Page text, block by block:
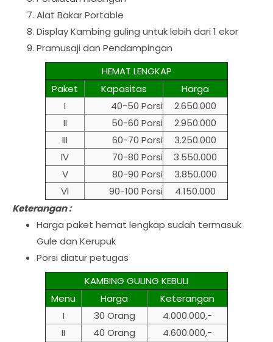
Alat Bakar Portable
Display Kambing guling untuk lebih dari 1 ekor
Pramusaji dan Pendampingan
HEMAT LENGKAP
Paket
Kapasitas
Harga
I
40-50 Porsi
2.650.000
II
50-60 Porsi
2.950.000
III
60-70 Porsi
3.250.000
IV
70-80 Porsi
3.550.000
V
80-90 Porsi
3.850.000
VI
90-100 Porsi
4.150.000
Keterangan :
Harga paket hemat lengkap sudah termasuk
Gule dan Kerupuk
Porsi diatur petugas
KAMBING GULING KEBULI
Menu
Harga
Keterangan
I
30 Orang
4.000.000,-
II
40 Orang
4.600.000,-